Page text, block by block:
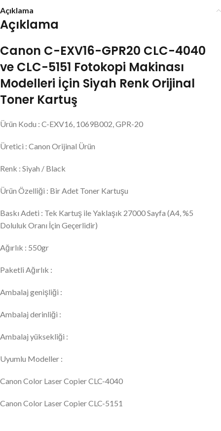
Açıklama
Açıklama
Canon C-EXV16-GPR20 CLC-4040
ve CLC-5151 Fotokopi Makinası
Modelleri İçin Siyah Renk Orijinal
Toner Kartuş
Ürün Kodu : C-EXV16, 1069B002, GPR-20
Üretici : Canon Orijinal Ürün
Renk : Siyah / Black
Ürün Özelliği : Bir Adet Toner Kartuşu
Baskı Adeti : Tek Kartuş ile Yaklaşık 27000 Sayfa (A4, %5
Doluluk Oranı İçin Geçerlidir)
Ağırlık : 550gr
Paketli Ağırlık :
Ambalaj genişliği :
Ambalaj derinliği :
Ambalaj yüksekliği :
Uyumlu Modeller :
Canon Color Laser Copier CLC-4040
Canon Color Laser Copier CLC-5151